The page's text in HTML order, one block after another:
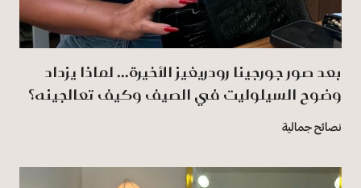
بعد صور جورجينا رودريغيز الأخيرة... لماذا يزداد
وضوح السيلوليت في الصيف وكيف تعالجينه؟
نصائح جمالية